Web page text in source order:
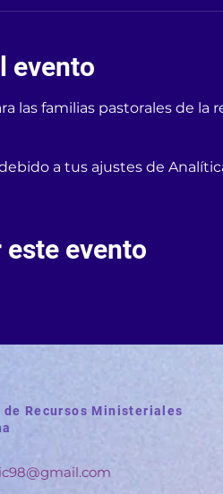
evento
las familias pastorales de la
a tus ajustes de
evento
Recursos Ministeriales